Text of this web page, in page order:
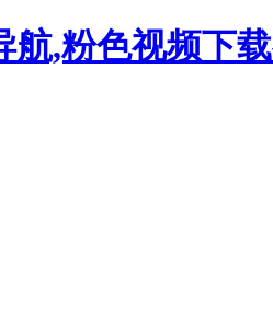
,粉色视频下